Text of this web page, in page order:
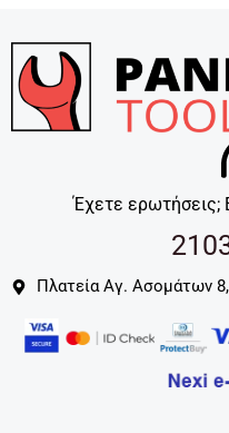
Έχετε ερωτήσεις;
Πλατεία Αγ. Ασομάτων